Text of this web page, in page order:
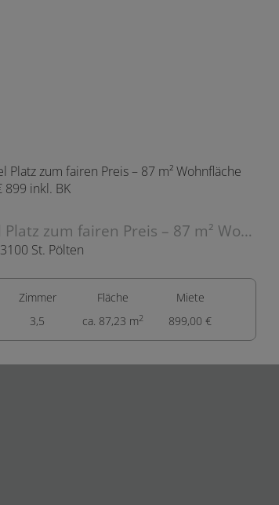
Viel Platz zum fairen Preis – 87 m² Wohnfläche um € 899 inkl. BK
3100 St. Pölten
Zimmer
3,5
Fläche
ca. 87,23 m2
Miete
899,00 €